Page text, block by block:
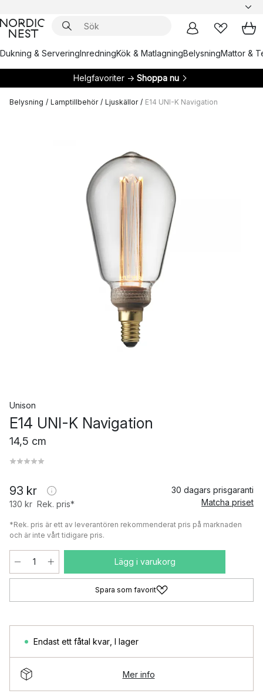
Dukning & ServeringInredningKök & MatlagningBelysningMattor &
Helgfavoriter → Shoppa nu
Belysning / Lamptillbehör / Ljuskällor / E14 UNI-K Navigation
Unison
E14 UNI-K Navigation
14,5 cm
93 kr
130 kr Rek. pris*
30 dagars prisgaranti
Matcha priset
*Rek. pris är ett av leverantören rekommenderat pris på marknaden
och är inte vårt tidigare pris.
Lägg i varukorg
Spara som favorit
Endast ett fåtal kvar I lager
Mer info